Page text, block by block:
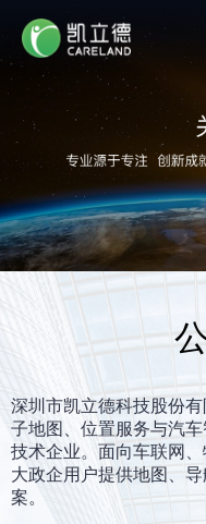
深圳市凯立德科技股份
子地图、位置服务与汽
技术企业。面向车联网
大政企用户提供地图、
案。